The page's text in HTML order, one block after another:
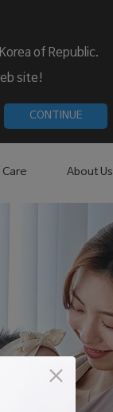
of Republic.
site!
CONTINUE
About Us